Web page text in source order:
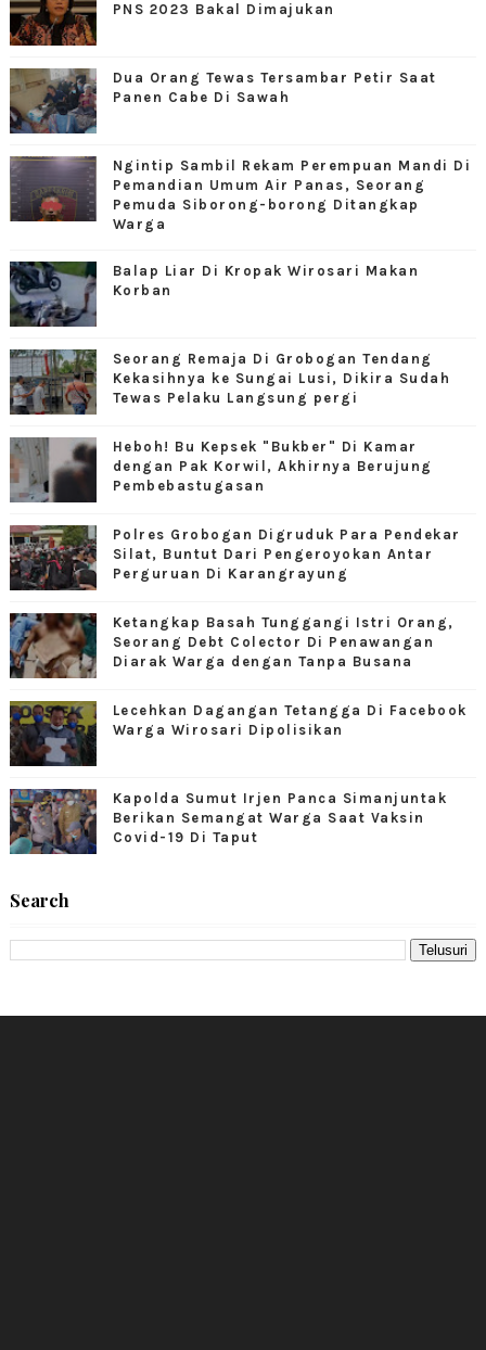
PNS 2023 Bakal Dimajukan
Dua Orang Tewas Tersambar Petir Saat
Panen Cabe Di Sawah
Ngintip Sambil Rekam Perempuan Mandi Di
Pemandian Umum Air Panas, Seorang
Pemuda Siborong-borong Ditangkap
Warga
Balap Liar Di Kropak Wirosari Makan
Korban
Seorang Remaja Di Grobogan Tendang
Kekasihnya ke Sungai Lusi, Dikira Sudah
Tewas Pelaku Langsung pergi
Heboh! Bu Kepsek "Bukber" Di Kamar
dengan Pak Korwil, Akhirnya Berujung
Pembebastugasan
Polres Grobogan Digruduk Para Pendekar
Silat, Buntut Dari Pengeroyokan Antar
Perguruan Di Karangrayung
Ketangkap Basah Tunggangi Istri Orang,
Seorang Debt Colector Di Penawangan
Diarak Warga dengan Tanpa Busana
Lecehkan Dagangan Tetangga Di Facebook
Warga Wirosari Dipolisikan
Kapolda Sumut Irjen Panca Simanjuntak
Berikan Semangat Warga Saat Vaksin
Covid-19 Di Taput
Search